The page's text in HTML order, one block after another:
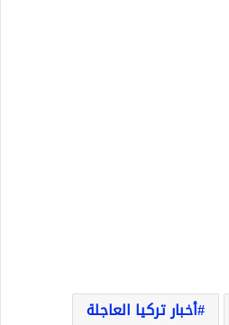
أخبار تركيا العاجلة